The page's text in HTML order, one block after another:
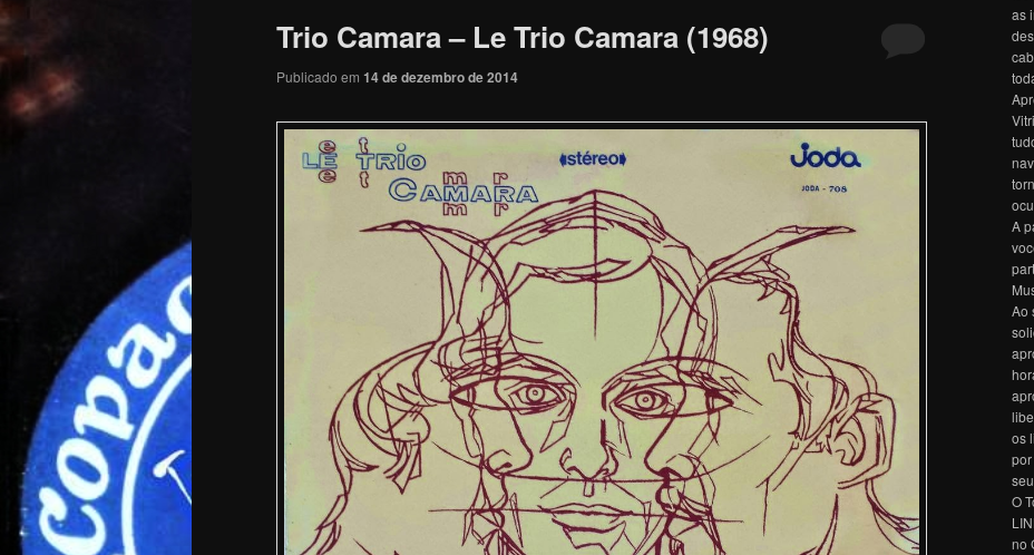
Trio Camara – Le Trio Camara (1968)
Publicado em 14 de dezembro de 2014
as
A
Ao
os
O
no